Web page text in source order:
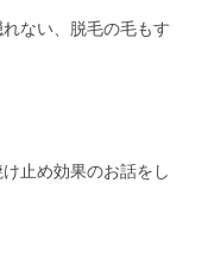
ない、脱毛の毛もす
止め効果のお話をし